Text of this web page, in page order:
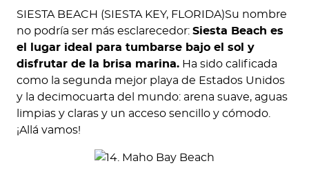
SIESTA BEACH (SIESTA KEY, FLORIDA)Su nombre
no podría ser más esclarecedor: Siesta Beach es
el lugar ideal para tumbarse bajo el sol y
disfrutar de la brisa marina. Ha sido calificada
como la segunda mejor playa de Estados Unidos
y la decimocuarta del mundo: arena suave, aguas
limpias y claras y un acceso sencillo y cómodo.
¡Allá vamos!